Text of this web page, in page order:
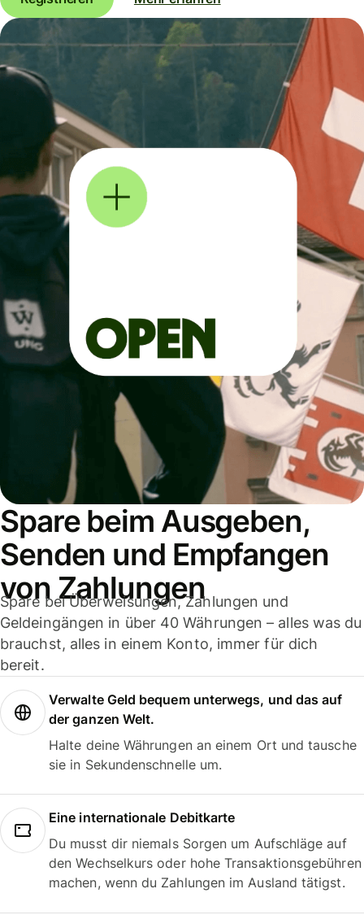
Spare beim Ausgeben,
Senden und Empfangen
von Zahlungen
Spare bei Überweisungen, Zahlungen und
Geldeingängen in über 40 Währungen – alles was du
brauchst, alles in einem Konto, immer für dich
bereit.
Verwalte Geld bequem unterwegs, und das auf
der ganzen Welt.
Halte deine Währungen an einem Ort und tausche
sie in Sekundenschnelle um.
Eine internationale Debitkarte
Du musst dir niemals Sorgen um Aufschläge auf
den Wechselkurs oder hohe Transaktionsgebühren
machen, wenn du Zahlungen im Ausland tätigst.